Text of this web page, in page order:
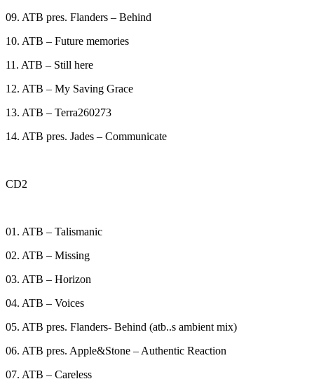
09. ATB pres. Flanders – Behind
10. ATB – Future memories
11. ATB – Still here
12. ATB – My Saving Grace
13. ATB – Terra260273
14. ATB pres. Jades – Communicate
CD2
01. ATB – Talismanic
02. ATB – Missing
03. ATB – Horizon
04. ATB – Voices
05. ATB pres. Flanders- Behind (atb..s ambient mix)
06. ATB pres. Apple&Stone – Authentic Reaction
07. ATB – Careless